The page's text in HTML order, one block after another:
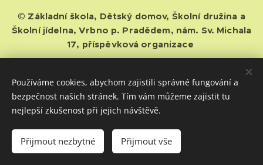
© Základní škola, Dětský domov, Školní družina a
Školní jídelna, Vrbno p. Pradědem, nám. Sv. Michala
17, příspěvková organizace
tel. 554/751720, fax. 554/753162, příspěvková organizace
Moravskoslezského kraje
základní škola dětský domov
ochrana osobních údajů
prohlášení o přístupnosti
kontakt
Cookies
Používáme cookies, abychom zajistili správné fungování a
bezpečnost našich stránek. Tím vám můžeme zajistit tu
nejlepší zkušenost při jejich návštěvě.
Přijmout nezbytné Přijmout vše